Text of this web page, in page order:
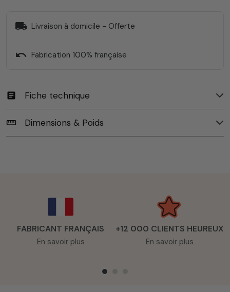
local_shipping Livraison à domicile - Offerte
undo Fabrication 100% française
article Fiche technique
straighten Dimensions & Poids
FABRICANT FRANÇAIS
En savoir plus
+12 000 CLIENTS HEUREUX
En savoir plus